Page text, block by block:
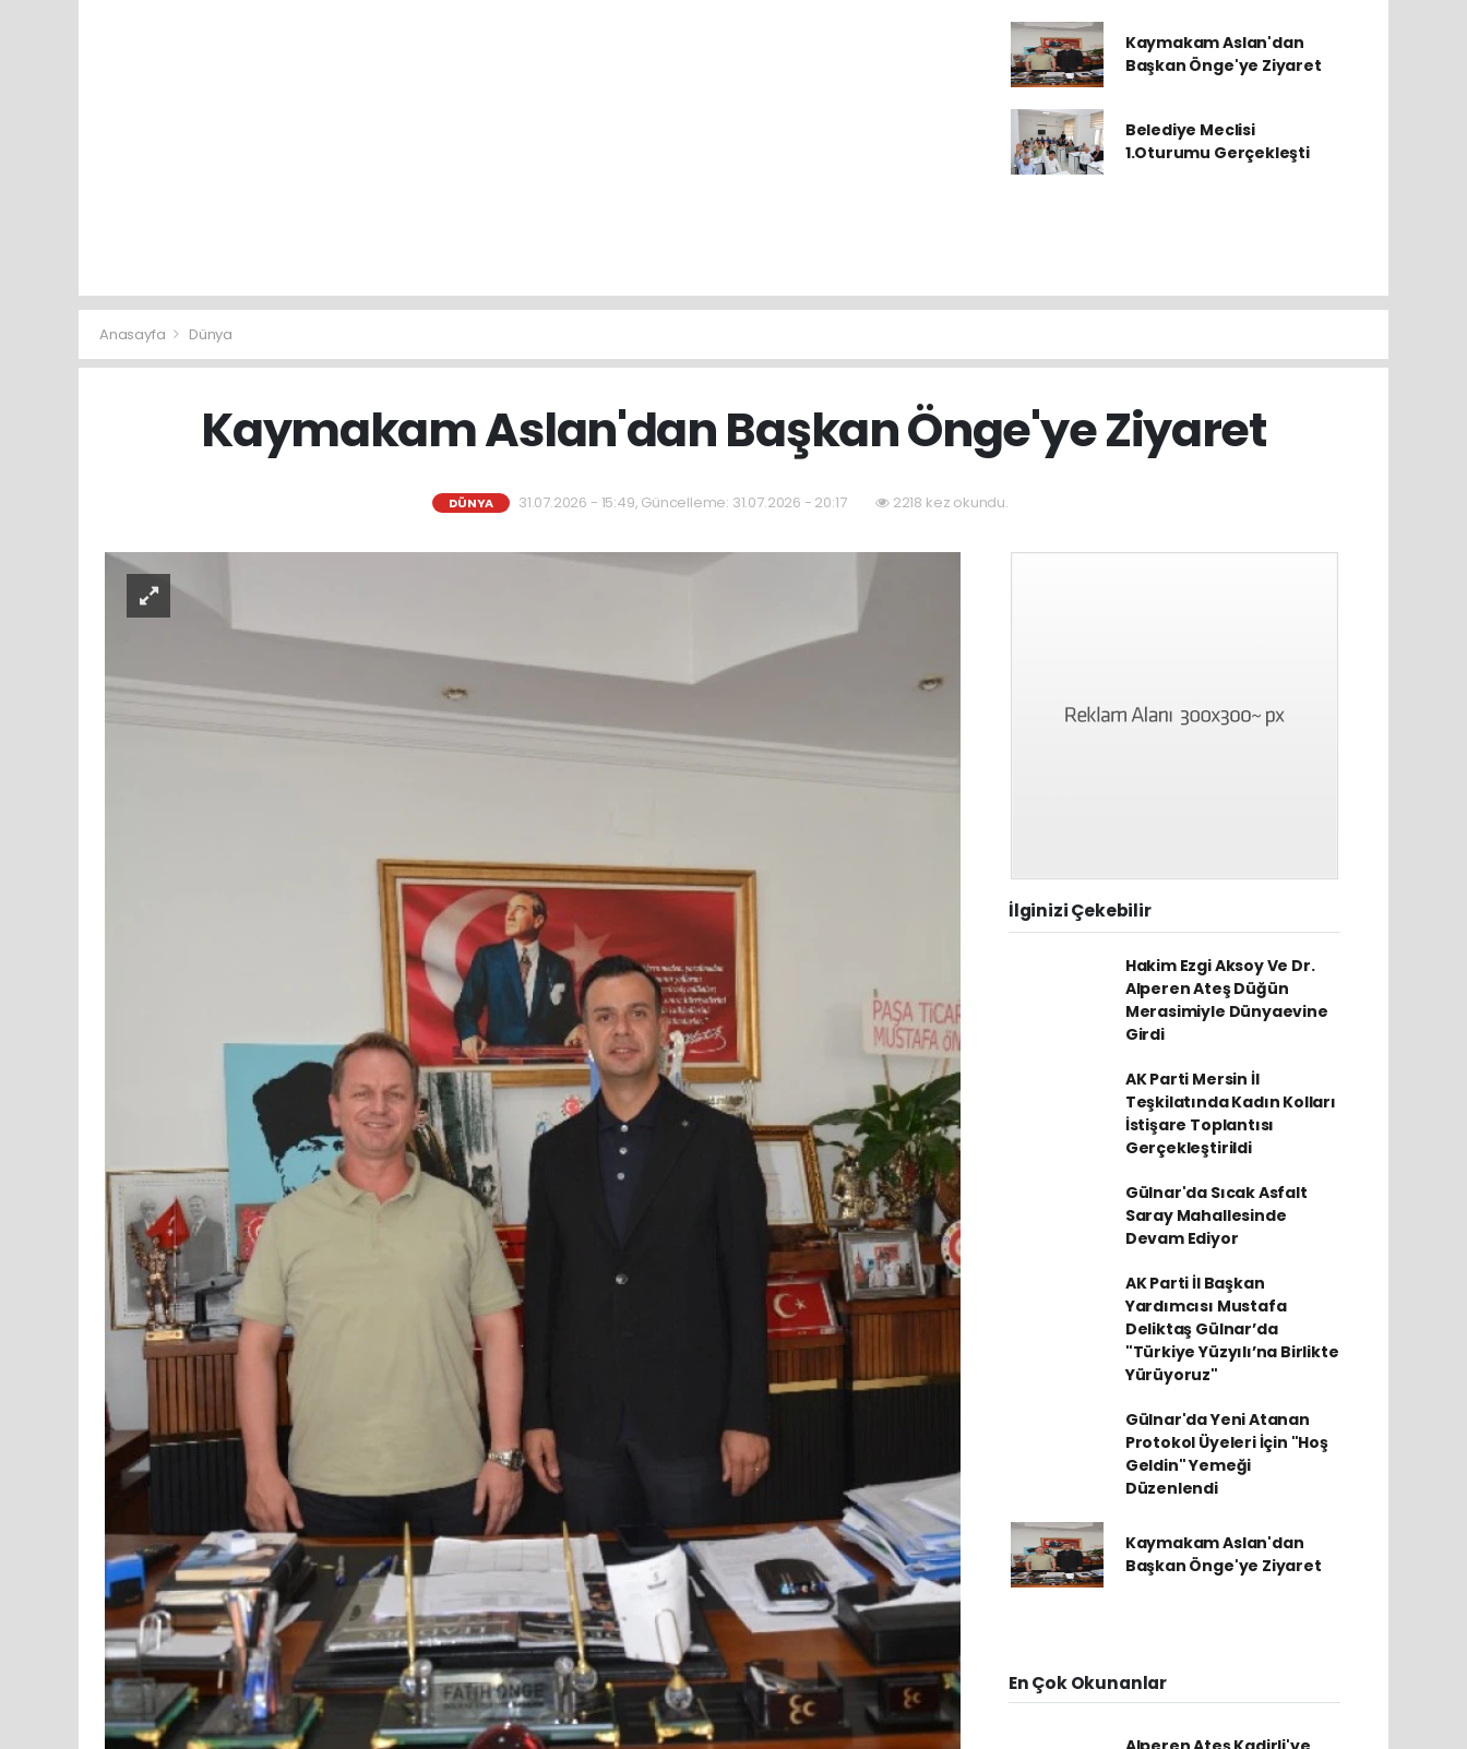
Kaymakam Aslan'dan
Başkan Önge'ye Ziyaret
Belediye Meclisi
1.Oturumu Gerçekleşti
Anasayfa Dünya
Kaymakam Aslan'dan Başkan Önge'ye Ziyaret
DÜNYA 31.07.2026 - 15:49, Güncelleme: 31.07.2026 - 20:17 2218 kez okundu.
İlginizi Çekebilir
Hakim Ezgi Aksoy Ve Dr.
Alperen Ateş Düğün
Merasimiyle Dünyaevine
Girdi
AK Parti Mersin İl
Teşkilatında Kadın Kolları
İstişare Toplantısı
Gerçekleştirildi
Gülnar'da Sıcak Asfalt
Saray Mahallesinde
Devam Ediyor
AK Parti İl Başkan
Yardımcısı Mustafa
Deliktaş Gülnar’da
"Türkiye Yüzyılı’na Birlikte
Yürüyoruz"
Gülnar'da Yeni Atanan
Protokol Üyeleri İçin "Hoş
Geldin" Yemeği
Düzenlendi
Kaymakam Aslan'dan
Başkan Önge'ye Ziyaret